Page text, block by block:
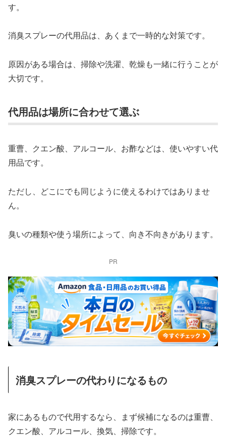
す。
消臭スプレーの代用品は、あくまで一時的な対策です。
原因がある場合は、掃除や洗濯、乾燥も一緒に行うことが
大切です。
代用品は場所に合わせて選ぶ
重曹、クエン酸、アルコール、お酢などは、使いやすい代
用品です。
ただし、どこにでも同じように使えるわけではありませ
ん。
臭いの種類や使う場所によって、向き不向きがあります。
PR
消臭スプレーの代わりになるもの
家にあるもので代用するなら、まず候補になるのは重曹、
クエン酸、アルコール、換気、掃除です。